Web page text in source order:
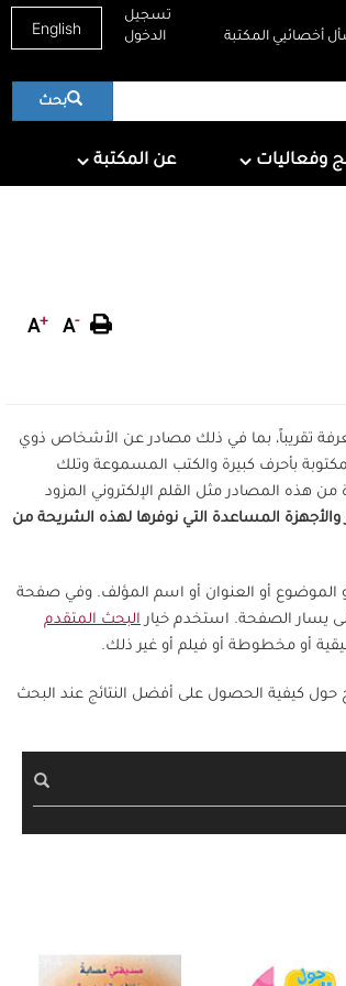
English أخصائيي المكتبة
تسجيل
الدخول
بحث
Programs &
وفعاليات
About QNL
عن المكتبة
A+ A-
تقريباً، بما في ذلك مصادر عن الأشخاص ذوي
بأحرف كبيرة والكتب المسموعة وتلك
هذه المصادر مثل القلم الإلكتروني المزود
المساعدة التي نوفرها لهذه الشريحة من
الموضوع أو العنوان أو اسم المؤلف. وفي صفحة
يسار الصفحة. استخدم خيارالبحث المتقدم
أو مخطوطة أو فيلم أو غير ذلك.
كيفية الحصول على أفضل النتائج عند البحث
بحث